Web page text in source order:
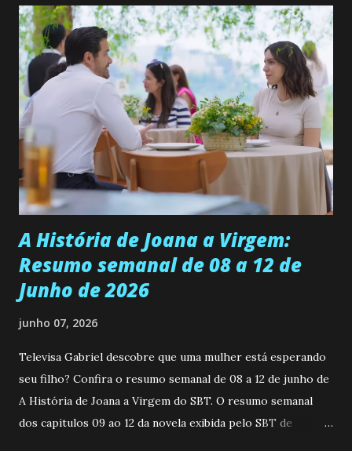
permanecer virgem até encontrar o homem que realmente
ama, o que não é fácil, já que dedica todas as suas energias a
se aprimorar, trabalhando, estudando e se orgulhando de
ser a primeira mulher da família a ingressar na
universidade. Ela tem uma personalidade muito alegre, é
muito madura para a idade, determinada, criativa e
empática. Detesta injustiças e é uma ótima amiga. Pode ser
teimosa e muito persistente quando decide fazer algo.
Durante um exame ginecológico, ela é inseminada por eng...
A História de Joana a Virgem:
Resumo semanal de 08 a 12 de
Junho de 2026
junho 07, 2026
Televisa Gabriel descobre que uma mulher está esperando
seu filho? Confira o resumo semanal de 08 a 12 de junho de
A História de Joana a Virgem do SBT. O resumo semanal
dos capitulos 09 ao 12 da novela exibida pelo SBT de